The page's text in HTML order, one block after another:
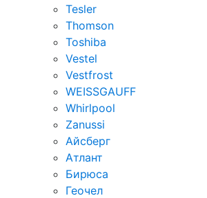
Tesler
Thomson
Toshiba
Vestel
Vestfrost
WEISSGAUFF
Whirlpool
Zanussi
Айсберг
Атлант
Бирюса
Геочел